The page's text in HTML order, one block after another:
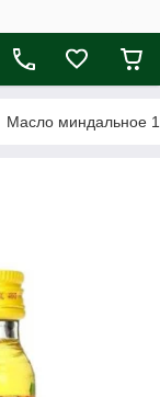
Масло миндальное